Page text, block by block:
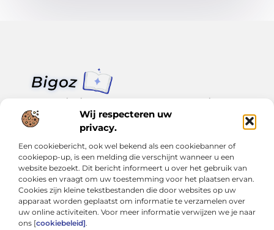
Wij respecteren uw
privacy.
Een cookiebericht, ook wel bekend als een cookiebanner of
cookiepop-up, is een melding die verschijnt wanneer u een
website bezoekt. Dit bericht informeert u over het gebruik van
cookies en vraagt om uw toestemming voor het plaatsen ervan.
Cookies zijn kleine tekstbestanden die door websites op uw
apparaat worden geplaatst om informatie te verzamelen over
uw online activiteiten. Voor meer informatie verwijzen we je naar
ons [cookiebeleid].
Van klein nieuws tot grote trends – alles op Bigoz.nl.
Lees inspirerende blogs en artikelen over het dagelijks leven,
actualiteit en meer.
Bericht categorie
Onze informatie